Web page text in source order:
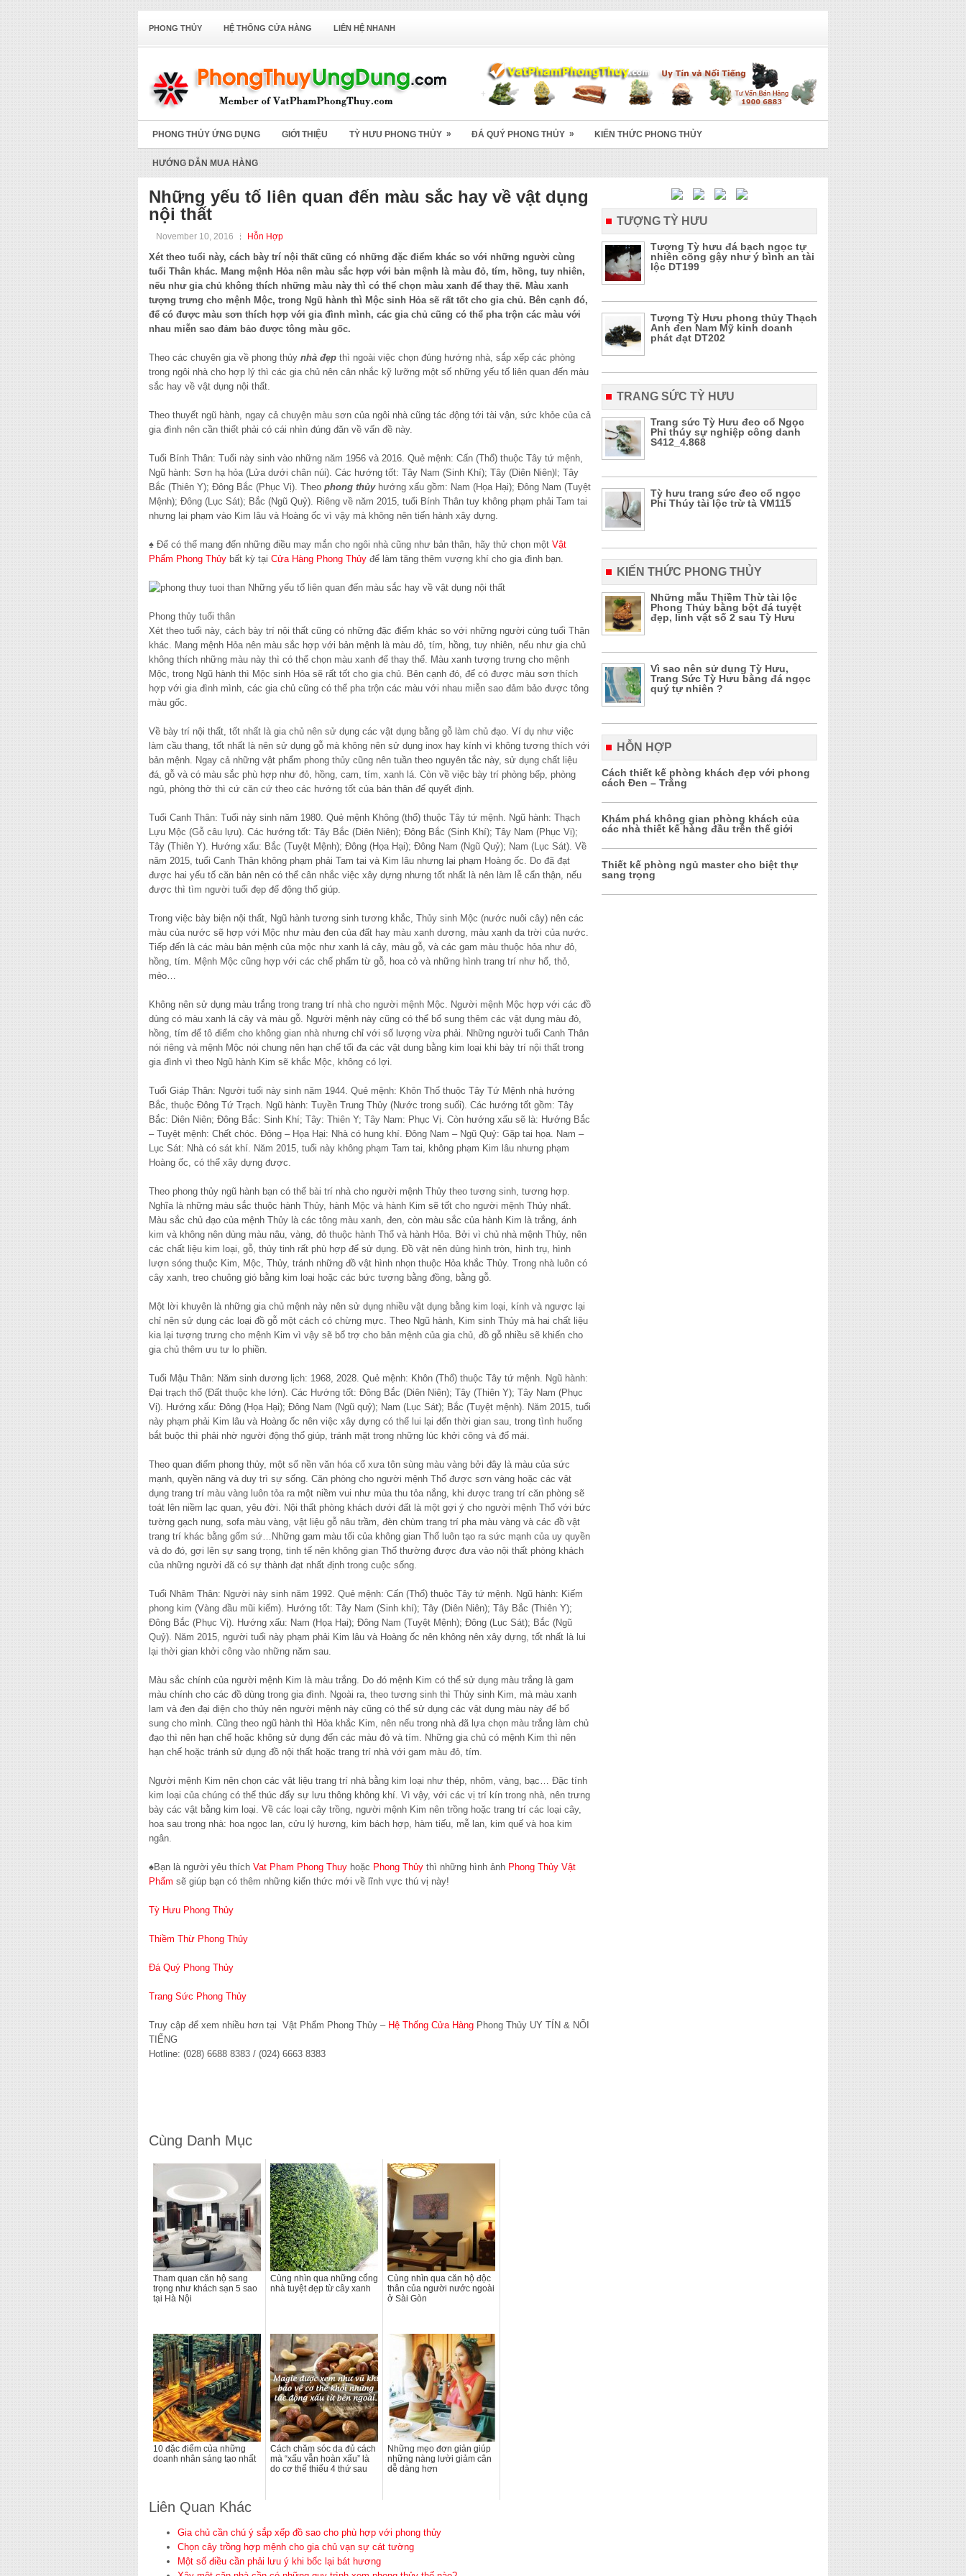
PHONG THỦY HỆ THỐNG CỬA HÀNG LIÊN HỆ NHANH
PHONG THỦY ỨNG DỤNG GIỚI THIỆU TỲ HƯU PHONG THỦY » ĐÁ QUÝ PHONG THỦY » KIẾN THỨC PHONG THỦY
HƯỚNG DẪN MUA HÀNG
Những yếu tố liên quan đến màu sắc hay về vật dụng
nội thất
November 10, 2016 Hỗn Hợp
Xét theo tuổi này, cách bày trí nội thất cũng có những đặc điểm khác so với những người cùng
tuổi Thân khác. Mang mệnh Hỏa nên màu sắc hợp với bản mệnh là màu đỏ, tím, hồng, tuy nhiên,
nếu như gia chủ không thích những màu này thì có thể chọn màu xanh để thay thế. Màu xanh
tượng trưng cho mệnh Mộc, trong Ngũ hành thì Mộc sinh Hỏa sẽ rất tốt cho gia chủ. Bên cạnh đó,
để có được màu sơn thích hợp với gia đình mình, các gia chủ cũng có thể pha trộn các màu với
nhau miễn sao đảm bảo được tông màu gốc.
Theo các chuyên gia về phong thủy nhà đẹp thì ngoài việc chọn đúng hướng nhà, sắp xếp các phòng
trong ngôi nhà cho hợp lý thì các gia chủ nên cân nhắc kỹ lưỡng một số những yếu tố liên quan đến màu
sắc hay về vật dụng nội thất.
Theo thuyết ngũ hành, ngay cả chuyện màu sơn của ngôi nhà cũng tác động tới tài vận, sức khỏe của cả
gia đình nên cần thiết phải có cái nhìn đúng đăn về vấn đề này.
Tuổi Bính Thân: Tuổi này sinh vào những năm 1956 và 2016. Quẻ mệnh: Cấn (Thổ) thuộc Tây tứ mệnh,
Ngũ hành: Sơn hạ hỏa (Lửa dưới chân núi). Các hướng tốt: Tây Nam (Sinh Khí); Tây (Diên Niên)l; Tây
Bắc (Thiên Y); Đông Bắc (Phục Vị). Theo phong thủyhướng xấu gồm: Nam (Họa Hại); Đông Nam (Tuyệt
Mệnh); Đông (Lục Sát); Bắc (Ngũ Quỷ). Riêng về năm 2015, tuổi Bính Thân tuy không phạm phải Tam tai
nhưng lại phạm vào Kim lâu và Hoàng ốc vì vậy mà không nên tiến hành xây dựng.
♠ Để có thể mang đến những điều may mắn cho ngôi nhà cũng như bản thân, hãy thử chọn một Vật
Phẩm Phong Thủy bất kỳ tại Cửa Hàng Phong Thủy để làm tăng thêm vượng khí cho gia đình bạn.
Phong thủy tuổi thân
Xét theo tuổi này, cách bày trí nội thất cũng có những đặc điểm khác so với những người cùng tuổi Thân
khác. Mang mệnh Hỏa nên màu sắc hợp với bản mệnh là màu đỏ, tím, hồng, tuy nhiên, nếu như gia chủ
không thích những màu này thì có thể chọn màu xanh để thay thế. Màu xanh tượng trưng cho mệnh
Mộc, trong Ngũ hành thì Mộc sinh Hỏa sẽ rất tốt cho gia chủ. Bên cạnh đó, để có được màu sơn thích
hợp với gia đình mình, các gia chủ cũng có thể pha trộn các màu với nhau miễn sao đảm bảo được tông
màu gốc.
Về bày trí nội thất, tốt nhất là gia chủ nên sử dụng các vật dụng bằng gỗ làm chủ đạo. Ví dụ như việc
làm cầu thang, tốt nhất là nên sử dụng gỗ mà không nên sử dụng inox hay kính vì không tương thích với
bản mệnh. Ngay cả những vật phẩm phong thủy cũng nên tuần theo nguyên tắc này, sử dụng chất liệu
đá, gỗ và có màu sắc phù hợp như đỏ, hồng, cam, tím, xanh lá. Còn về việc bày trí phòng bếp, phòng
ngủ, phòng thờ thì cứ căn cứ theo các hướng tốt của bản thân để quyết định.
Tuổi Canh Thân: Tuổi này sinh năm 1980. Quẻ mệnh Không (thổ) thuộc Tây tứ mệnh. Ngũ hành: Thạch
Lựu Mộc (Gỗ câu lựu). Các hướng tốt: Tây Bắc (Diên Niên); Đông Bắc (Sinh Khí); Tây Nam (Phục Vị);
Tây (Thiên Y). Hướng xấu: Bắc (Tuyệt Mệnh); Đông (Họa Hại); Đông Nam (Ngũ Quỷ); Nam (Lục Sát). Về
năm 2015, tuổi Canh Thân không phạm phải Tam tai và Kim lâu nhưng lại phạm Hoàng ốc. Do đã đạt
được hai yếu tố căn bản nên có thể cân nhắc việc xây dựng nhưng tốt nhất là nên làm lễ cẩn thận, nếu
được thì tìm người tuổi đẹp để động thổ giúp.
Trong việc bày biện nội thất, Ngũ hành tương sinh tương khắc, Thủy sinh Mộc (nước nuôi cây) nên các
màu của nước sẽ hợp với Mộc như màu đen của đất hay màu xanh dương, màu xanh da trời của nước.
Tiếp đến là các màu bản mệnh của mộc như xanh lá cây, màu gỗ, và các gam màu thuộc hỏa như đỏ,
hồng, tím. Mệnh Mộc cũng hợp với các chế phẩm từ gỗ, hoa cỏ và những hình trang trí như hổ, thỏ,
mèo…
Không nên sử dụng màu trắng trong trang trí nhà cho người mệnh Mộc. Người mệnh Mộc hợp với các đồ
dùng có màu xanh lá cây và màu gỗ. Người mệnh này cũng có thể bổ sung thêm các vật dụng màu đỏ,
hồng, tím để tô điểm cho không gian nhà nhưng chỉ với số lượng vừa phải. Những người tuổi Canh Thân
nói riêng và mệnh Mộc nói chung nên hạn chế tối đa các vật dung bằng kim loại khi bày trí nội thất trong
gia đình vì theo Ngũ hành Kim sẽ khắc Mộc, không có lợi.
Tuổi Giáp Thân: Người tuổi này sinh năm 1944. Quẻ mệnh: Khôn Thổ thuộc Tây Tứ Mệnh nhà hướng
Bắc, thuộc Đông Tứ Trạch. Ngũ hành: Tuyền Trung Thủy (Nước trong suối). Các hướng tốt gồm: Tây
Bắc: Diên Niên; Đông Bắc: Sinh Khí; Tây: Thiên Y; Tây Nam: Phục Vị. Còn hướng xấu sẽ là: Hướng Bắc
– Tuyệt mệnh: Chết chóc. Đông – Họa Hại: Nhà có hung khí. Đông Nam – Ngũ Quỷ: Gặp tai họa. Nam –
Lục Sát: Nhà có sát khí. Năm 2015, tuổi này không phạm Tam tai, không phạm Kim lâu nhưng phạm
Hoàng ốc, có thể xây dựng được.
Theo phong thủy ngũ hành bạn có thể bài trí nhà cho người mệnh Thủy theo tương sinh, tương hợp.
Nghĩa là những màu sắc thuộc hành Thủy, hành Mộc và hành Kim sẽ tốt cho người mệnh Thủy nhất.
Màu sắc chủ đạo của mệnh Thủy là các tông màu xanh, đen, còn màu sắc của hành Kim là trắng, ánh
kim và không nên dùng màu nâu, vàng, đỏ thuộc hành Thổ và hành Hỏa. Bởi vì chủ nhà mệnh Thủy, nên
các chất liệu kim loại, gỗ, thủy tinh rất phù hợp để sử dụng. Đồ vật nên dùng hình tròn, hình trụ, hình
lượn sóng thuộc Kim, Mộc, Thủy, tránh những đồ vật hình nhọn thuộc Hỏa khắc Thủy. Trong nhà luôn có
cây xanh, treo chuông gió bằng kim loại hoặc các bức tượng bằng đồng, bằng gỗ.
Một lời khuyên là những gia chủ mệnh này nên sử dụng nhiều vật dụng bằng kim loại, kính và ngược lại
chỉ nên sử dụng các loại đồ gỗ một cách có chừng mực. Theo Ngũ hành, Kim sinh Thủy mà hai chất liệu
kia lại tượng trưng cho mệnh Kim vì vậy sẽ bổ trợ cho bản mệnh của gia chủ, đồ gỗ nhiều sẽ khiến cho
gia chủ thêm ưu tư lo phiền.
Tuổi Mậu Thân: Năm sinh dương lịch: 1968, 2028. Quẻ mệnh: Khôn (Thổ) thuộc Tây tứ mệnh. Ngũ hành:
Đại trạch thổ (Đất thuộc khe lớn). Các Hướng tốt: Đông Bắc (Diên Niên); Tây (Thiên Y); Tây Nam (Phục
Vị). Hướng xấu: Đông (Họa Hại); Đông Nam (Ngũ quỷ); Nam (Lục Sát); Bắc (Tuyệt mệnh). Năm 2015, tuổi
này phạm phải Kim lâu và Hoàng ốc nên việc xây dựng có thể lui lại đến thời gian sau, trong tình huống
bắt buộc thì phải nhờ người động thổ giúp, tránh mặt trong những lúc khởi công và đổ mái.
Theo quan điểm phong thủy, một số nền văn hóa cổ xưa tôn sùng màu vàng bởi đây là màu của sức
mạnh, quyền năng và duy trì sự sống. Căn phòng cho người mệnh Thổ được sơn vàng hoặc các vật
dụng trang trí màu vàng luôn tỏa ra một niềm vui như mùa thu tỏa nắng, khi được trang trí căn phòng sẽ
toát lên niềm lạc quan, yêu đời. Nội thất phòng khách dưới đất là một gợi ý cho người mệnh Thổ với bức
tường gạch nung, sofa màu vàng, vật liệu gỗ nâu trầm, đèn chùm trang trí pha màu vàng và các đồ vật
trang trí khác bằng gốm sứ…Những gam màu tối của không gian Thổ luôn tạo ra sức mạnh của uy quyền
và do đó, gợi lên sự sang trọng, tinh tế nên không gian Thổ thường được đưa vào nội thất phòng khách
của những người đã có sự thành đạt nhất định trong cuộc sống.
Tuổi Nhâm Thân: Người này sinh năm 1992. Quẻ mệnh: Cấn (Thổ) thuộc Tây tứ mệnh. Ngũ hành: Kiếm
phong kim (Vàng đầu mũi kiếm). Hướng tốt: Tây Nam (Sinh khí); Tây (Diên Niên); Tây Bắc (Thiên Y);
Đông Bắc (Phục Vị). Hướng xấu: Nam (Họa Hại); Đông Nam (Tuyệt Mệnh); Đông (Lục Sát); Bắc (Ngũ
Quỷ). Năm 2015, người tuổi này phạm phải Kim lâu và Hoàng ốc nên không nên xây dựng, tốt nhất là lui
lại thời gian khởi công vào những năm sau.
Màu sắc chính của người mệnh Kim là màu trắng. Do đó mệnh Kim có thể sử dụng màu trắng là gam
màu chính cho các đồ dùng trong gia đình. Ngoài ra, theo tương sinh thì Thủy sinh Kim, mà màu xanh
lam và đen đại diện cho thủy nên người mệnh này cũng có thể sử dụng các vật dụng màu này để bổ
sung cho mình. Cũng theo ngũ hành thì Hỏa khắc Kim, nên nếu trong nhà đã lựa chọn màu trắng làm chủ
đạo thì nên hạn chế hoặc không sử dụng đến các màu đỏ và tím. Những gia chủ có mệnh Kim thì nên
hạn chế hoặc tránh sử dụng đồ nội thất hoặc trang trí nhà với gam màu đỏ, tím.
Người mệnh Kim nên chọn các vật liệu trang trí nhà bằng kim loại như thép, nhôm, vàng, bạc… Đặc tính
kim loại của chúng có thể thúc đẩy sự lưu thông không khí. Vì vậy, với các vị trí kín trong nhà, nên trưng
bày các vật bằng kim loại. Về các loại cây trồng, người mệnh Kim nên trồng hoặc trang trí các loại cây,
hoa sau trong nhà: hoa ngọc lan, cửu lý hương, kim bách hợp, hàm tiếu, mễ lan, kim quế và hoa kim
ngân.
♠Bạn là người yêu thích Vat Pham Phong Thuy hoặc Phong Thủy thì những hình ảnh Phong Thủy Vật
Phẩm sẽ giúp bạn có thêm những kiến thức mới về lĩnh vực thú vị này!
Tỳ Hưu Phong Thủy
Thiềm Thừ Phong Thủy
Đá Quý Phong Thủy
Trang Sức Phong Thủy
Truy cập để xem nhiều hơn tại Vật Phẩm Phong Thủy – Hệ Thống Cửa Hàng Phong Thủy UY TÍN & NỔI
TIẾNG
Hotline: (028) 6688 8383 / (024) 6663 8383
Cùng Danh Mục
Tham quan căn hộ sang
trọng như khách sạn 5 sao
tại Hà Nội
Cùng nhìn qua những cổng
nhà tuyệt đẹp từ cây xanh
Cùng nhìn qua căn hộ độc
thân của người nước ngoài
ở Sài Gòn
10 đặc điểm của những
doanh nhân sáng tạo nhất
Cách chăm sóc da đủ cách
mà “xấu vẫn hoàn xấu” là
do cơ thể thiếu 4 thứ sau
Những mẹo đơn giản giúp
những nàng lười giảm cân
dễ dàng hơn
Liên Quan Khác
Gia chủ cần chú ý sắp xếp đồ sao cho phù hợp với phong thủy
Chọn cây trồng hợp mệnh cho gia chủ vạn sự cát tường
Một số điều cần phải lưu ý khi bốc lại bát hương
TƯỢNG TỲ HƯU
Tượng Tỳ hưu đá bạch ngọc tự
nhiên cõng gậy như ý bình an tài
lộc DT199
Tượng Tỳ Hưu phong thủy Thạch
Anh đen Nam Mỹ kinh doanh
phát đạt DT202
TRANG SỨC TỲ HƯU
Trang sức Tỳ Hưu đeo cổ Ngọc
Phỉ thúy sự nghiệp công danh
S412_4.868
Tỳ hưu trang sức đeo cổ ngọc
Phỉ Thúy tài lộc trừ tà VM115
KIẾN THỨC PHONG THỦY
Những mẫu Thiềm Thừ tài lộc
Phong Thủy bằng bột đá tuyệt
đẹp, linh vật số 2 sau Tỳ Hưu
Vì sao nên sử dụng Tỳ Hưu,
Trang Sức Tỳ Hưu bằng đá ngọc
quý tự nhiên ?
HỖN HỢP
Cách thiết kế phòng khách đẹp với phong
cách Đen – Trắng
Khám phá không gian phòng khách của
các nhà thiết kế hàng đầu trên thế giới
Thiết kế phòng ngủ master cho biệt thự
sang trọng